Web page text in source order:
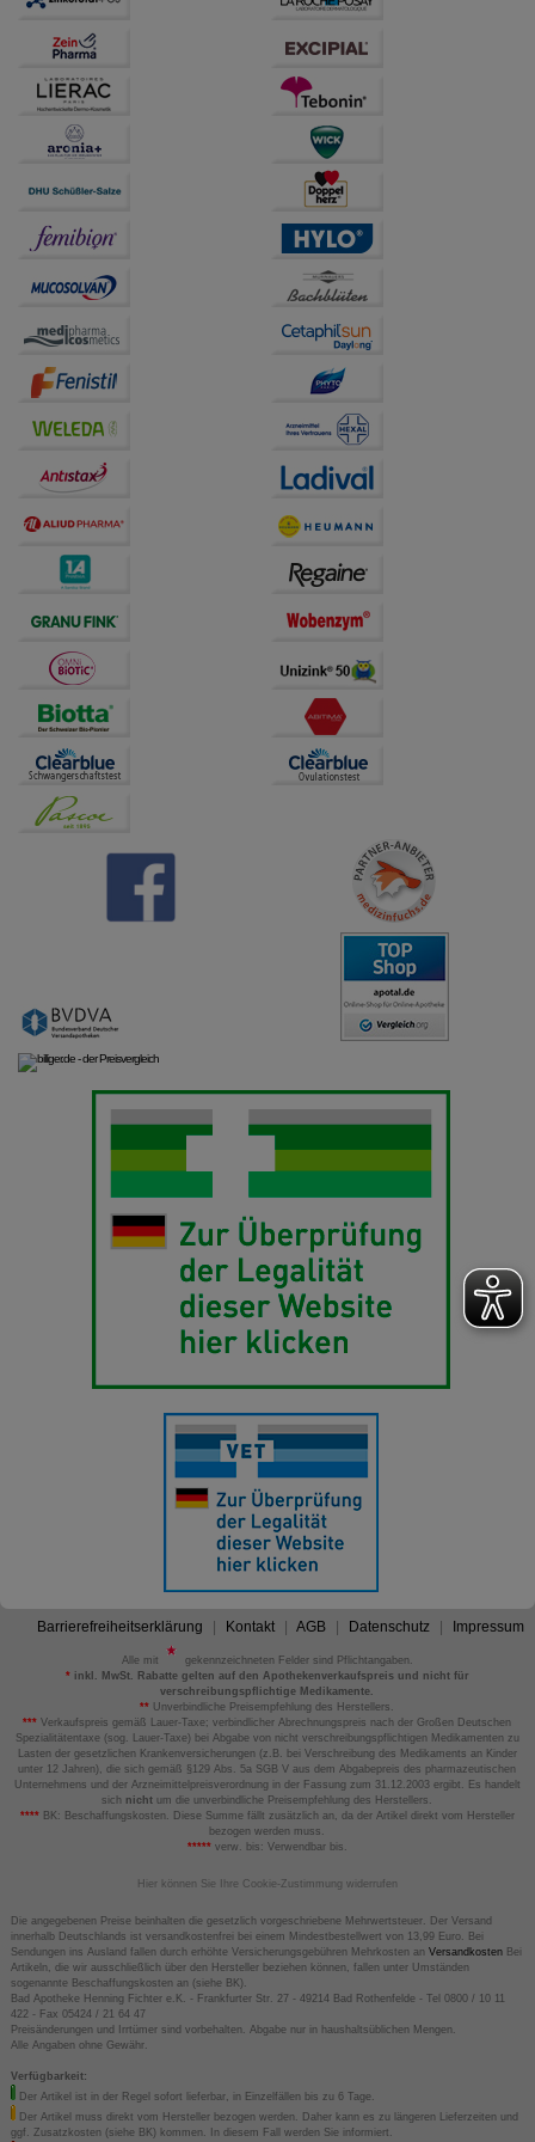
Barrierefreiheitserklärung Kontakt AGB Datenschutz Impressum
Alle mit
gekennzeichneten Felder sind Pflichtangaben.
*inkl. MwSt. Rabatte gelten auf den Apothekenverkaufspreis und nicht für
verschreibungspflichtige Medikamente.
** Unverbindliche Preisempfehlung des Herstellers.
*** Verkaufspreis gemäß Lauer-Taxe; verbindlicher Abrechnungspreis nach der Großen Deutschen
Spezialitätentaxe (sog. Lauer-Taxe) bei Abgabe von nicht verschreibungspflichtigen Medikamenten zu
Lasten der gesetzlichen Krankenversicherungen (z.B. bei Verschreibung des Medikaments an Kinder
unter 12 Jahren), die sich gemäß §129 Abs. 5a SGB V aus dem Abgabepreis des pharmazeutischen
Unternehmens und der Arzneimittelpreisverordnung in der Fassung zum 31.12.2003 ergibt. Es handelt
sich nicht um die unverbindliche Preisempfehlung des Herstellers.
****BK: Beschaffungskosten. Diese Summe fällt zusätzlich an, da der Artikel direkt vom Hersteller
bezogen werden muss.
*****verw. bis: Verwendbar bis.
Hier können Sie Ihre Cookie-Zustimmung widerrufen
Die angegebenen Preise beinhalten die gesetzlich vorgeschriebene Mehrwertsteuer. Der Versand
innerhalb Deutschlands ist versandkostenfrei bei einem Mindestbestellwert von 13,99 Euro. Bei
Sendungen ins Ausland fallen durch erhöhte Versicherungsgebühren Mehrkosten an VersandkostenBei
Artikeln, die wir ausschließlich über den Hersteller beziehen können, fallen unter Umständen
sogenannte Beschaffungskosten an (siehe BK).
Bad Apotheke Henning Fichter e.K. - Frankfurter Str. 27 - 49214 Bad Rothenfelde - Tel 0800 / 10 11
422 - Fax 05424 / 21 64 47
Preisänderungen und Irrtümer sind vorbehalten. Abgabe nur in haushaltsüblichen Mengen.
Alle Angaben ohne Gewähr.
Verfügbarkeit:
Der Artikel ist in der Regel sofort lieferbar, in Einzelfällen bis zu 6 Tage.
Der Artikel muss direkt vom Hersteller bezogen werden. Daher kann es zu längeren Lieferzeiten und
ggf. Zusatzkosten (siehe BK) kommen. In diesem Fall werden Sie informiert.